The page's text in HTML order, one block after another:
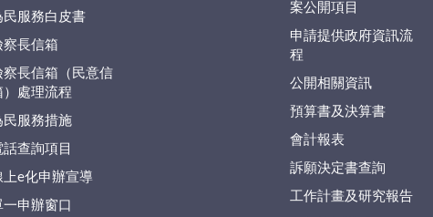
民服務白皮書
察長信箱
察長信箱（民意信
）處理流程
民服務措施
話查詢項目
上e化申辦宣導
一申辦窗口
案公開項目
申請提供政府資訊流
程
公開相關資訊
預算書及決算書
會計報表
訴願決定書查詢
工作計畫及研究報告